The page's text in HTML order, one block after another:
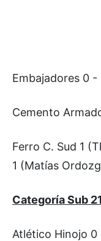
Embajadores 0
Cemento
Ferro C. Sud 1
1 (Matías
Categoría Sub 21
Atlético Hinojo 0